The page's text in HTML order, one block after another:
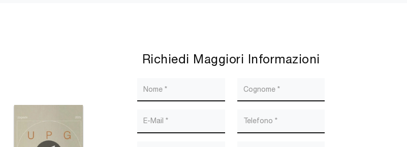
Richiedi Maggiori Informazioni